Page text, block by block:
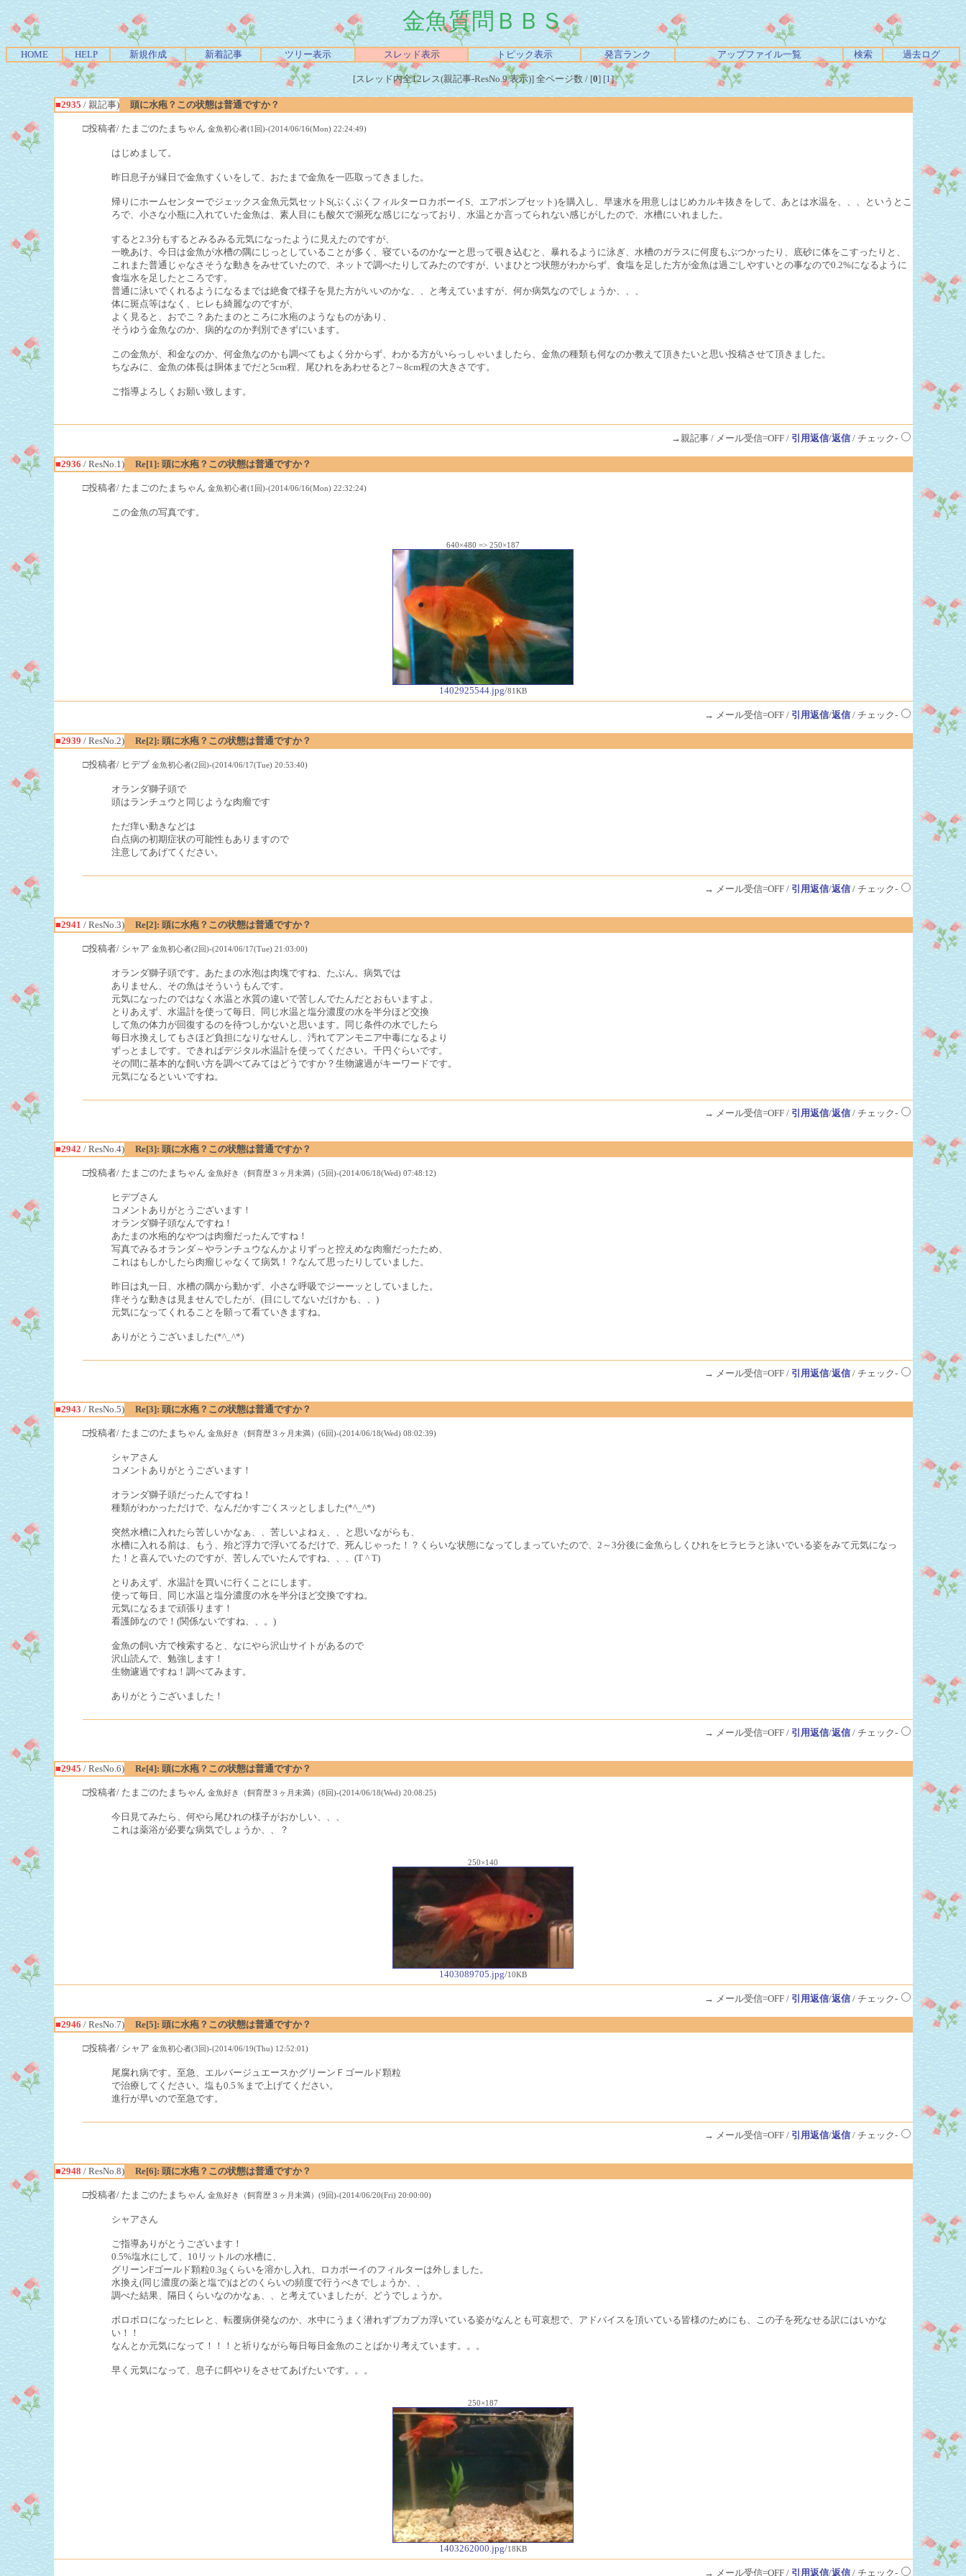
金魚質問ＢＢＳ
HOME HELP 新規作成 新着記事 ツリー表示 スレッド表示 トピック表示 発言ランク アップファイル一覧 検索 過去ログ
[スレッド内全12レス(親記事-ResNo.9 表示)] 全ページ数 / [0] [1]
■2935 / 親記事) 頭に水疱？この状態は普通ですか？
□投稿者/ たまごのたまちゃん 金魚初心者(1回)-(2014/06/16(Mon) 22:24:49)
はじめまして。
昨日息子が縁日で金魚すくいをして、おたまで金魚を一匹取ってきました。
帰りにホームセンターでジェックス金魚元気セットS(ぶくぶくフィルターロカボーイS、エアポンプセット)を購入し、早速水を用意しはじめカルキ抜きをして、あとは水温を、、、というとこ
ろで、小さな小瓶に入れていた金魚は、素人目にも酸欠で瀕死な感じになっており、水温とか言ってられない感じがしたので、水槽にいれました。
すると2.3分もするとみるみる元気になったように見えたのですが、
一晩あけ、今日は金魚が水槽の隅にじっとしていることが多く、寝ているのかなーと思って覗き込むと、暴れるように泳ぎ、水槽のガラスに何度もぶつかったり、底砂に体をこすったりと、
これまた普通じゃなさそうな動きをみせていたので、ネットで調べたりしてみたのですが、いまひとつ状態がわからず、食塩を足した方が金魚は過ごしやすいとの事なので0.2%になるように
食塩水を足したところです。
普通に泳いでくれるようになるまでは絶食で様子を見た方がいいのかな、、と考えていますが、何か病気なのでしょうか、、、
体に斑点等はなく、ヒレも綺麗なのですが、
よく見ると、おでこ？あたまのところに水疱のようなものがあり、
そうゆう金魚なのか、病的なのか判別できずにいます。
この金魚が、和金なのか、何金魚なのかも調べてもよく分からず、わかる方がいらっしゃいましたら、金魚の種類も何なのか教えて頂きたいと思い投稿させて頂きました。
ちなみに、金魚の体長は胴体までだと5cm程、尾ひれをあわせると7～8cm程の大きさです。
ご指導よろしくお願い致します。
→親記事 / メール受信=OFF / 引用返信/返信/ チェック-
■2936 / ResNo.1) Re[1]: 頭に水疱？この状態は普通ですか？
□投稿者/ たまごのたまちゃん 金魚初心者(1回)-(2014/06/16(Mon) 22:32:24)
この金魚の写真です。
640×480 => 250×187
1402925544.jpg/81KB
→ メール受信=OFF / 引用返信/返信/ チェック-
■2939 / ResNo.2) Re[2]: 頭に水疱？この状態は普通ですか？
□投稿者/ ヒデブ 金魚初心者(2回)-(2014/06/17(Tue) 20:53:40)
オランダ獅子頭で
頭はランチュウと同じような肉瘤です
ただ痒い動きなどは
白点病の初期症状の可能性もありますので
注意してあげてください。
→ メール受信=OFF / 引用返信/返信/ チェック-
■2941 / ResNo.3) Re[2]: 頭に水疱？この状態は普通ですか？
□投稿者/ シャア 金魚初心者(2回)-(2014/06/17(Tue) 21:03:00)
オランダ獅子頭です。あたまの水泡は肉塊ですね、たぶん。病気では
ありません、その魚はそういうもんです。
元気になったのではなく水温と水質の違いで苦しんでたんだとおもいますよ。
とりあえず、水温計を使って毎日、同じ水温と塩分濃度の水を半分ほど交換
して魚の体力が回復するのを待つしかないと思います。同じ条件の水でしたら
毎日水換えしてもさほど負担になりなせんし、汚れてアンモニア中毒になるより
ずっとましです。できればデジタル水温計を使ってください。千円ぐらいです。
その間に基本的な飼い方を調べてみてはどうですか？生物濾過がキーワードです。
元気になるといいですね。
→ メール受信=OFF / 引用返信/返信/ チェック-
■2942 / ResNo.4) Re[3]: 頭に水疱？この状態は普通ですか？
□投稿者/ たまごのたまちゃん 金魚好き（飼育歴３ヶ月未満）(5回)-(2014/06/18(Wed) 07:48:12)
ヒデブさん
コメントありがとうございます！
オランダ獅子頭なんですね！
あたまの水疱的なやつは肉瘤だったんですね！
写真でみるオランダ～やランチュウなんかよりずっと控えめな肉瘤だったため、
これはもしかしたら肉瘤じゃなくて病気！？なんて思ったりしていました。
昨日は丸一日、水槽の隅から動かず、小さな呼吸でジーーッとしていました。
痒そうな動きは見ませんでしたが、(目にしてないだけかも、、)
元気になってくれることを願って看ていきますね。
ありがとうございました(*^_^*)
→ メール受信=OFF / 引用返信/返信/ チェック-
■2943 / ResNo.5) Re[3]: 頭に水疱？この状態は普通ですか？
□投稿者/ たまごのたまちゃん 金魚好き（飼育歴３ヶ月未満）(6回)-(2014/06/18(Wed) 08:02:39)
シャアさん
コメントありがとうございます！
オランダ獅子頭だったんですね！
種類がわかっただけで、なんだかすごくスッとしました(*^_^*)
突然水槽に入れたら苦しいかなぁ、、苦しいよねぇ、、と思いながらも、
水槽に入れる前は、もう、殆ど浮力で浮いてるだけで、死んじゃった！？くらいな状態になってしまっていたので、2～3分後に金魚らしくひれをヒラヒラと泳いでいる姿をみて元気になっ
た！と喜んでいたのですが、苦しんでいたんですね、、、(T ^ T)
とりあえず、水温計を買いに行くことにします。
使って毎日、同じ水温と塩分濃度の水を半分ほど交換ですね。
元気になるまで頑張ります！
看護師なので！(関係ないですね、、。)
金魚の飼い方で検索すると、なにやら沢山サイトがあるので
沢山読んで、勉強します！
生物濾過ですね！調べてみます。
ありがとうございました！
→ メール受信=OFF / 引用返信/返信/ チェック-
■2945 / ResNo.6) Re[4]: 頭に水疱？この状態は普通ですか？
□投稿者/ たまごのたまちゃん 金魚好き（飼育歴３ヶ月未満）(8回)-(2014/06/18(Wed) 20:08:25)
今日見てみたら、何やら尾ひれの様子がおかしい、、、
これは薬浴が必要な病気でしょうか、、？
250×140
1403089705.jpg/10KB
→ メール受信=OFF / 引用返信/返信/ チェック-
■2946 / ResNo.7) Re[5]: 頭に水疱？この状態は普通ですか？
□投稿者/ シャア 金魚初心者(3回)-(2014/06/19(Thu) 12:52:01)
尾腐れ病です。至急、エルバージュエースかグリーンＦゴールド顆粒
で治療してください。塩も0.5％まで上げてください。
進行が早いので至急です。
→ メール受信=OFF / 引用返信/返信/ チェック-
■2948 / ResNo.8) Re[6]: 頭に水疱？この状態は普通ですか？
□投稿者/ たまごのたまちゃん 金魚好き（飼育歴３ヶ月未満）(9回)-(2014/06/20(Fri) 20:00:00)
シャアさん
ご指導ありがとうございます！
0.5%塩水にして、10リットルの水槽に、
グリーンFゴールド顆粒0.3gくらいを溶かし入れ、ロカボーイのフィルターは外しました。
水換え(同じ濃度の薬と塩で)はどのくらいの頻度で行うべきでしょうか、、
調べた結果、隔日くらいなのかなぁ、、と考えていましたが、どうでしょうか。
ボロボロになったヒレと、転覆病併発なのか、水中にうまく潜れずプカプカ浮いている姿がなんとも可哀想で、アドバイスを頂いている皆様のためにも、この子を死なせる訳にはいかな
い！！
なんとか元気になって！！！と祈りながら毎日毎日金魚のことばかり考えています。。。
早く元気になって、息子に餌やりをさせてあげたいです。。。
250×187
1403262000.jpg/18KB
→ メール受信=OFF / 引用返信/返信/ チェック-